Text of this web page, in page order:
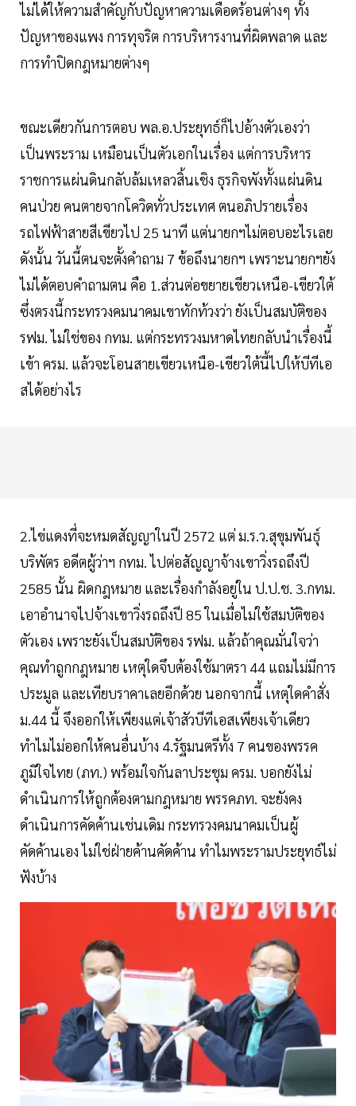
ไม่ได้ให้ความสำคัญกับปัญหาความเดือดร้อนต่างๆ ทั้ง
ปัญหาของแพง การทุจริต การบริหารงานที่ผิดพลาด และ
การทำปิดกฎหมายต่างๆ
ขณะเดียวกันการตอบ พล.อ.ประยุทธ์ก็ไปอ้างตัวเองว่า
เป็นพระราม เหมือนเป็นตัวเอกในเรื่อง แต่การบริหาร
ราชการแผ่นดินกลับล้มเหลวสิ้นเชิง ธุรกิจพังทั้งแผ่นดิน
คนป่วย คนตายจากโควิดทั่วประเทศ ตนอภิปรายเรื่อง
รถไฟฟ้าสายสีเขียวไป 25 นาที แต่นายกฯไม่ตอบอะไรเลย
ดังนั้น วันนี้ตนจะตั้งคำถาม 7 ข้อถึงนายกฯ เพราะนายกฯยัง
ไม่ได้ตอบคำถามตน คือ 1.ส่วนต่อขยายเขียวเหนือ-เขียวใต้
ซึ่งตรงนี้กระทรวงคมนาคมเขาทักท้วงว่า ยังเป็นสมบัติของ
รฟม. ไม่ใช่ของ กทม. แต่กระทรวงมหาดไทยกลับนำเรื่องนี้
เข้า ครม. แล้วจะโอนสายเขียวเหนือ-เขียวใต้นี้ไปให้บีทีเอ
สได้อย่างไร
2.ไข่แดงที่จะหมดสัญญาในปี 2572 แต่ ม.ร.ว.สุขุมพันธุ์
บริพัตร อดีตผู้ว่าฯ กทม. ไปต่อสัญญาจ้างเขาวิ่งรถถึงปี
2585 นั้น ผิดกฎหมาย และเรื่องกำลังอยู่ใน ป.ป.ช. 3.กทม.
เอาอำนาจไปจ้างเขาวิ่งรถถึงปี 85 ในเมื่อไม่ใช้สมบัติของ
ตัวเอง เพราะยังเป็นสมบัติของ รฟม. แล้วถ้าคุณมั่นใจว่า
คุณทำถูกกฎหมาย เหตุใดจึบต้องใช้มาตรา 44 แถมไม่มีการ
ประมูล และเทียบราคาเลยอีกด้วย นอกจากนี้ เหตุใดคำสั่ง
ม.44 นี้ จึงออกให้เพียงแต่เจ้าสัวบีทีเอสเพียงเจ้าเดียว
ทำไมไม่ออกให้คนอื่นบ้าง 4.รัฐมนตรีทั้ง 7 คนของพรรค
ภูมิใจไทย (ภท.) พร้อมใจกันลาประชุม ครม. บอกยังไม่
ดำเนินการให้ถูกต้องตามกฎหมาย พรรคภท. จะยังคง
ดำเนินการคัดค้านเช่นเดิม กระทรวงคมนาคมเป็นผู้
คัดค้านเอง ไม่ใช่ฝ่ายค้านคัดค้าน ทำไมพระรามประยุทธ์ไม่
ฟังบ้าง